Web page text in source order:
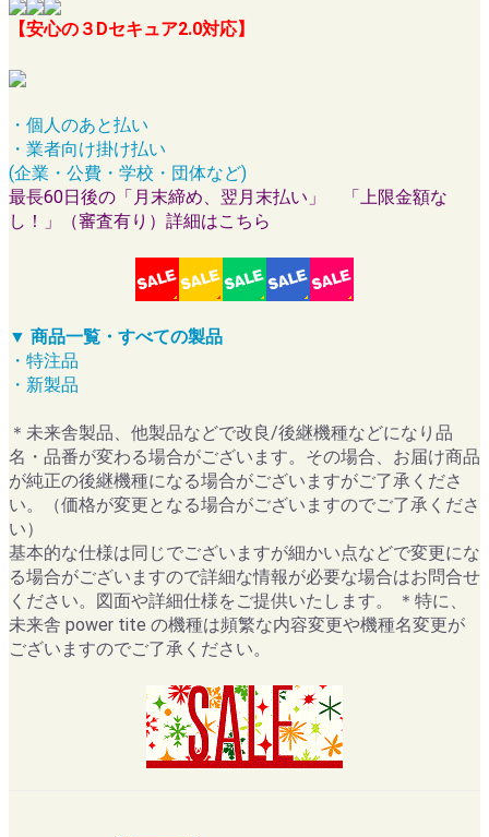
【安心の３Dセキュア2.0対応】
・個人のあと払い
・業者向け掛け払い
(企業・公費・学校・団体など)
最長60日後の「月末締め、翌月末払い」 「上限金額な
し！」（審査有り）詳細はこちら
▼ 商品一覧・すべての製品
・特注品
・新製品
＊未来舎製品、他製品などで改良/後継機種などになり品
名・品番が変わる場合がございます。その場合、お届け商品
が純正の後継機種になる場合がございますがご了承くださ
い。（価格が変更となる場合がございますのでご了承くださ
い）
基本的な仕様は同じでございますが細かい点などで変更にな
る場合がございますので詳細な情報が必要な場合はお問合せ
ください。図面や詳細仕様をご提供いたします。 ＊特に、
未来舎 power tite の機種は頻繁な内容変更や機種名変更が
ございますのでご了承ください。